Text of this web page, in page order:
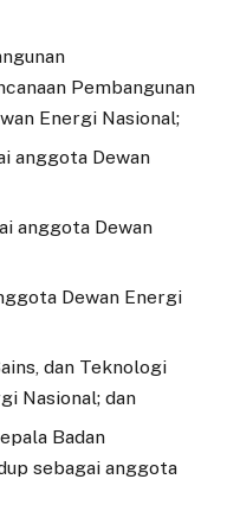
Pembangunan
Energi Nasional;
anggota Dewan
anggota Dewan
Dewan Energi
dan Teknologi
Nasional; dan
Badan
sebagai anggota